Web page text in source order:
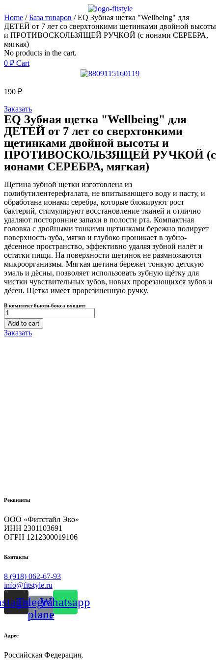
Home /База товаров / EQ Зубная щетка "Wellbeing" для
ДЕТЕЙ от 7 лет со сверхтонкими щетинками двойной высоты
и ПРОТИВОСКОЛЬЗЯЩЕЙ РУЧКОЙ (с ионами СЕРЕБРА,
мягкая)
No products in the cart.
0 ₽ Cart
190 ₽
Заказать
EQ Зубная щетка "Wellbeing" для
ДЕТЕЙ от 7 лет со сверхтонкими
щетинками двойной высоты и
ПРОТИВОСКОЛЬЗЯЩЕЙ РУЧКОЙ (с
ионами СЕРЕБРА, мягкая)
Щетина зубной щетки изготовлена из
полибутилентерефталата, не впитывающего воду и пасту, и
обработана ионами серебра, которые блокируют рост
бактерий, стимулируют восстановление тканей и отлично
удаляют посторонние запахи в полости рта. Компактная
головка с двойными тонкими щетинками бережно полирует
поверхность зуба, мягко и глубоко проникает в зубно-
дёсенное пространство, эффективно удаляя зубной налёт и
остатки пищи. На поверхности щетинок не размножаются
микроорганизмы. Мягкая щетина бережет тонкую детскую
эмаль и дёсны, позволяет использовать зубную щётку для
чистки чувствительных зубов, новых прорезающихся зубов и
дёсен. Щетка имеет прорезиненную ручку.
В комплект бьюти-бокса входит:
EQ
Зубная
щетка
"Wellbeing"
quantity
Add to cart
Заказать
Реквизиты
ООО «Фитстайл Эко»
ИНН 2301103691
ОГРН 1212300019106
Контакты
8 (918) 062-67-93
info@fitstyle.ru
Telegram-
plane
Whatsapp
Адрес
Российская Федерация,